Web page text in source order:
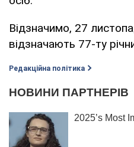
Відзначимо, 27
відзначають 77-ту
Редакційна політика